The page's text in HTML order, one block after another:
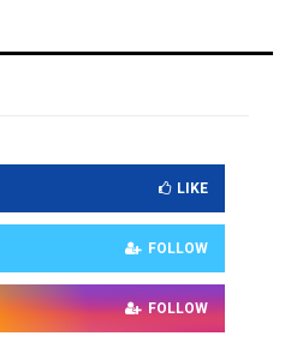
LIKE
FOLLOW
FOLLOW